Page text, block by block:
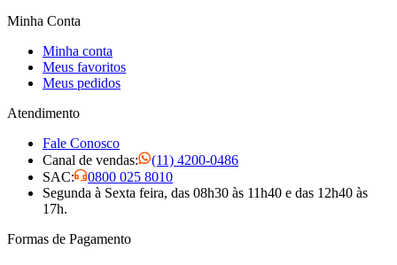
Minha Conta
Minha conta
Meus favoritos
Meus pedidos
Atendimento
Fale Conosco
Canal de vendas:
(11) 4200-0486
SAC:
0800 025 8010
Segunda à Sexta feira, das 08h30 às 11h40 e das 12h40 às
17h.
Formas de Pagamento